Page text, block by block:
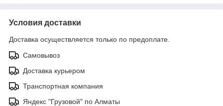
Условия доставки
Доставка осуществляется только по предоплате.
Самовывоз
Доставка курьером
Транспортная компания
Яндекс "Грузовой" по Алматы